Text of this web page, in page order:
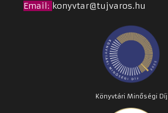
Email : konyvtar@tujvaros.hu
Könyvtári Minőségi Díj